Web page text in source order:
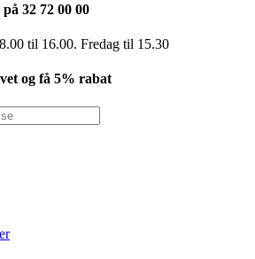
32 72 00 00
til 16.00. Fredag ​​til 15.30
og få 5% rabat